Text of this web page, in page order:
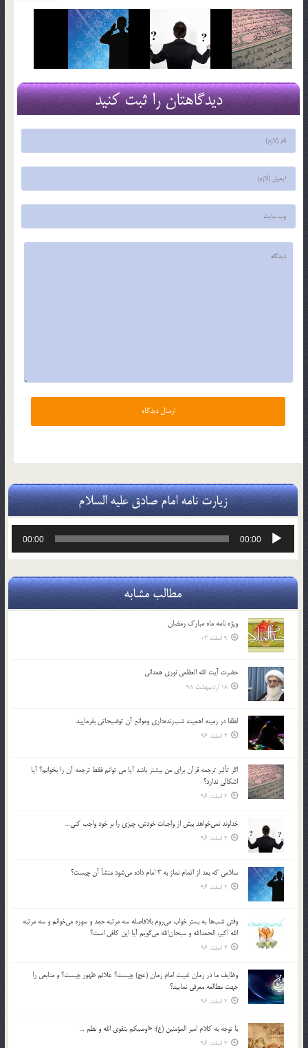
دیدگاهتان را ثبت کنید
زیارت نامه امام صادق علیه السلام
پخش‌کننده
00:00
00:00
مطالب مشابه
ویژه نامه ماه مبارک رمضان
9 اسفند 03
حضرت آیت الله العظمی نوری همدانی
18 اردیبهشت 98
لطفا در زمينه اهميت شب‌زنده‌داري وموانع آن توضيحاتي بفرماييد.
2 اسفند 96
اگر تأثير ترجمه قرآن براي من بيشتر باشد آيا مي توانم فقط ترجمه آن را بخوانم؟ آيا
اشكالي ندارد؟
2 اسفند 96
خداوند نمي‌خواهد بيش از واجبات خودش، چيزي را بر خود واجب كني…
2 اسفند 96
سلامي كه بعد از اتمام نماز به 3 امام داده مي‌شود منشأ آن چيست؟
2 اسفند 96
وقتي شب‌ها به بستر خواب مي‌روم بلافاصله سه مرتبه حمد و سوره مي‌خوانم و سه مرتبه
الله اكبر، الحمدالله و سبحان‌الله مي‌گويم آيا اين كافي است؟
2 اسفند 96
وظايف ما در زمان غيبت امام زمان (عج) چيست؟ علائم ظهور چيست؟ و منابعي را
جهت مطالعه معرفي نماييد؟
2 اسفند 96
با توجه به كلام امير المؤمنين (ع): «اوصيكم بتقوي الله و نظم …
2 اسفند 96